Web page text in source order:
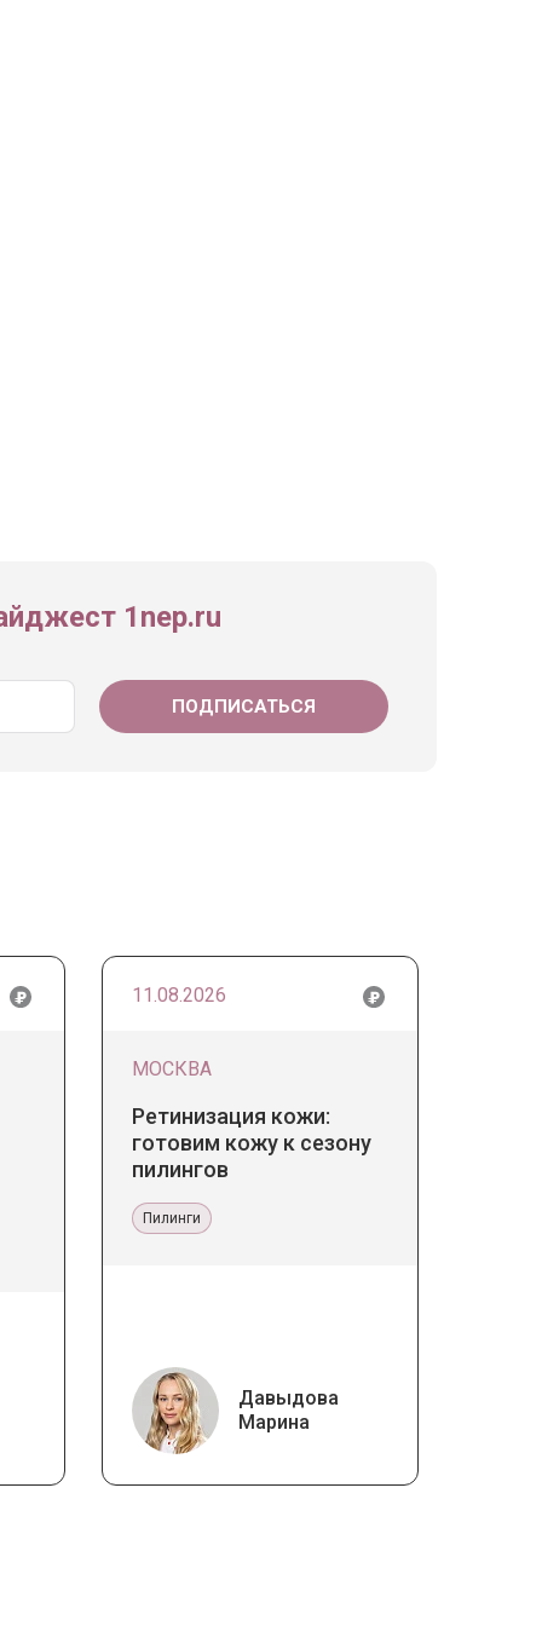
1nep.ru
11.08.2026
МОСКВА
Ретинизация кожи:
готовим кожу к сезону
пилингов
Пилинги
Давыдова
Марина